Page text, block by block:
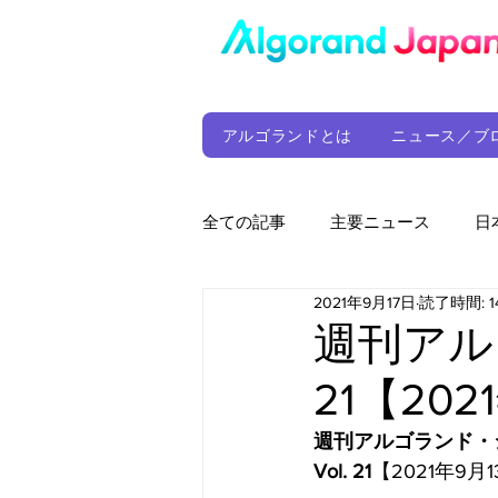
アルゴランドとは ニュース／ブ
全ての記事 主要ニュース 日
ウォレット 定期レポート
アルゴランド財団
週刊ア
21【
2021年9月17日 読了時間:
週刊アルゴランド
Vol. 21 【2021年9月